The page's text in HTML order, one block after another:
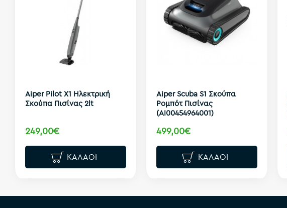
Aiper Pilot X1 Ηλεκτρική
Σκούπα Πισίνας 2lt
249,00€
ΚΑΛΆΘΙ
Aiper Scuba S1 Σκούπα
Ρομπότ Πισίνας
(AI00454964001)
499,00€
ΚΑΛΆΘΙ